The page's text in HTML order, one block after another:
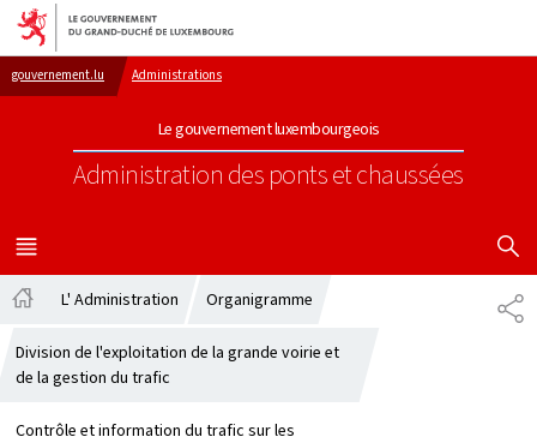
Aller au menu principal
Aller au contenu
gouvernement.lu Administrations
Le gouvernement luxembourgeois
Administration des ponts et chaussées
MENU
PRINCIPAL
L' Administration Organigramme
Division de l'exploitation de la grande voirie et
de la gestion du trafic
Contrôle et information du trafic sur les